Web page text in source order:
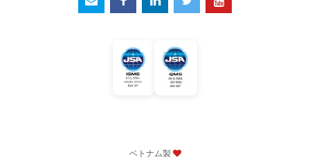
ベトナム製